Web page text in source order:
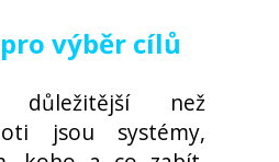
výběr cílů
důležitější než
jsou systémy,